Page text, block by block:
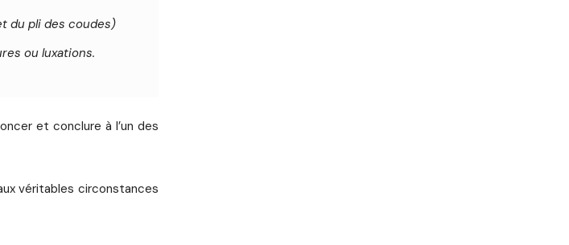
du pli des coudes)
ou luxations.
et conclure à l’un des
véritables circonstances